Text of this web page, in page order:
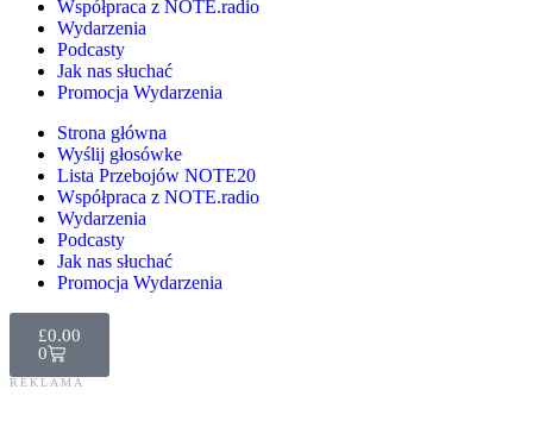
Współpraca z NOTE.radio
Wydarzenia
Podcasty
Jak nas słuchać
Promocja Wydarzenia
Strona główna
Wyślij głosówke
Lista Przebojów NOTE20
Współpraca z NOTE.radio
Wydarzenia
Podcasty
Jak nas słuchać
Promocja Wydarzenia
£0.00
0